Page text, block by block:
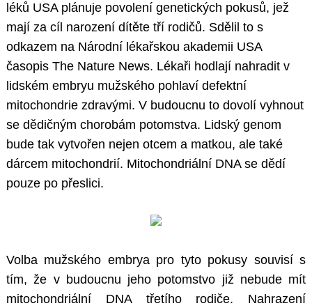
léků USA plánuje povolení genetických pokusů, jež
mají za cíl narození dítěte tří rodičů. Sdělil to s
odkazem na Národní lékařskou akademii USA
časopis The Nature News. Lékaři hodlají nahradit v
lidském embryu mužského pohlaví defektní
mitochondrie zdravými. V budoucnu to dovolí vyhnout
se dědičným chorobám potomstva. Lidský genom
bude tak vytvořen nejen otcem a matkou, ale také
dárcem mitochondrií. Mitochondriální DNA se dědí
pouze po přeslici.
Volba mužského embrya pro tyto pokusy souvisí s
tím, že v budoucnu jeho potomstvo již nebude mít
mitochondriální DNA třetího rodiče. Nahrazení